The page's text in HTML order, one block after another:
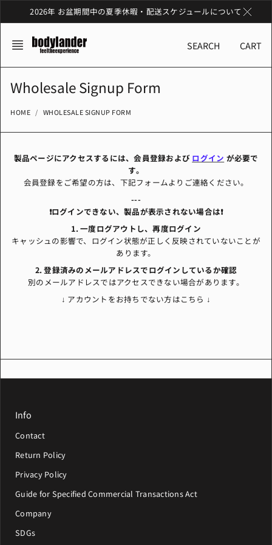
2026年 お盆期間中の夏季休暇・配送スケジュールについて
SEARCH CART
Wholesale Signup Form
HOME WHOLESALE SIGNUP FORM
製品ページにアクセスするには、会員登録および ログイン が必要で
す。
会員登録をご希望の方は、下記フォームよりご連絡ください。
---
❗️ログインできない、製品が表示されない場合は❗️
1. 一度ログアウトし、再度ログイン
キャッシュの影響で、ログイン状態が正しく反映されていないことが
あります。
2. 登録済みのメールアドレスでログインしているか確認
別のメールアドレスではアクセスできない場合があります。
↓ アカウントをお持ちでない方はこちら ↓
Info
Contact
Return Policy
Privacy Policy
Guide for Specified Commercial Transactions Act
Company
SDGs